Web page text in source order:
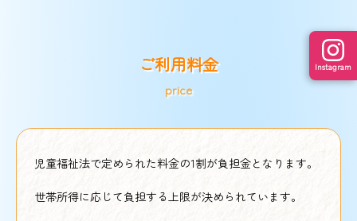
ご利用料金
price
児童福祉法で定められた料金の1割が負担金となります。
世帯所得に応じて負担する上限が決められています。
Instagram